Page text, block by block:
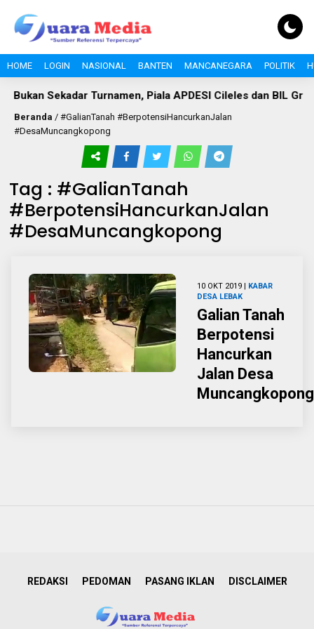
HOME LOGIN NASIONAL BANTEN MANCANEGARA POLITIK
Bukan Sekadar Turnamen, Piala APDESI Cileles dan BIL
Beranda / #GalianTanah #BerpotensiHancurkanJalan
#DesaMuncangkopong
Tag : #GalianTanah
#BerpotensiHancurkanJalan
#DesaMuncangkopong
10 OKT 2019 | KABAR
DESA LEBAK
Galian Tanah
Berpotensi
Hancurkan
Jalan Desa
Muncangkopong
REDAKSI PEDOMAN PASANG IKLAN DISCLAIMER